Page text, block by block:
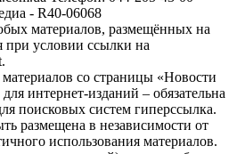
- R40-06068
материалов, размещённых на
при условии ссылки на
со страницы «Новости
интернет-изданий – обязательна
поисковых систем гиперссылка.
размещена в независимости от
использования материалов.